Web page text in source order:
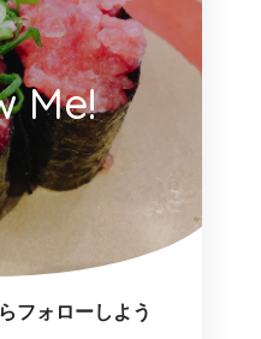
Me!
フォローしよう